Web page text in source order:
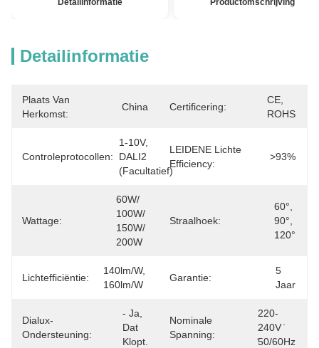
Detailinformatie Productomschrijving
Detailinformatie
Plaats Van
Herkomst:
China Certificering:
CE,
ROHS
Controleprotocollen:
1-10V,
DALI2
(facultatief)
LEIDENE Lichte
Efficiency:
>93%
Wattage:
60W/
100W/
150W/
200W
Straalhoek:
60°,
90°,
120°
Lichtefficiëntie:
140lm/w,
160lm/w
Garantie:
5
Jaar
Dialux-
Ondersteuning:
- Ja,
Dat
Klopt.
Nominale
Spanning:
220-
240V
̇50/60Hz